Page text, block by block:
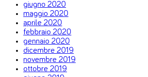
giugno 2020
maggio 2020
aprile 2020
febbraio 2020
gennaio 2020
dicembre 2019
novembre 2019
ottobre 2019